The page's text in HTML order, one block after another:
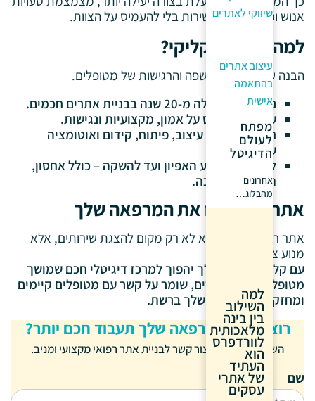
שיווקי לאתרים
עיצוב אתרים
בהתאמה
אישית
מפתח
לעולם
הדיגיטל
אחרונים
מהבלוג…
למה
השילוב
בין בינה
מלאכותית
לוורדפרס
הוא
העתיד
של אתרי
עסקים
אנוש ומייעלת את השירות בלי להעמיס על הצוות.
למה לבחור בקליקי?
הבנה של הצרכים, השפה והרגישות של מטופלים.
ניסיון של למעלה מ-20 שנה בבניית אתרים חכמים.
עיצוב שמבוסס על אמון, מקצועיות ונגישות.
חיבור מלא בין עיצוב, פיתוח, קידום ואוטומציה
עסקית.
ליווי אישי מרגע האפיון ועד להשקה – כולל אחסון,
תחזוקה ותמיכה.
אתר שמצמיח את המרפאה שלך
אתר רפואי איכותי הוא לא רק מקום להצגת שירותים, אלא
מנוע צמיחה עסקי.
עם קליקי, האתר שלך יהפוך למרכז דיגיטלי חכם שמושך
מטופלים, מנהל תורים, שומר על קשר עם מטופלים קיימים
ומחזק את הנוכחות שלך ברשת.
רוצה שגם המרפאה שלך תעבוד חכם יותר?
השאירו פרטים וניצור קשר לבניית אתר רפואי מקצועי ומניב.
שם